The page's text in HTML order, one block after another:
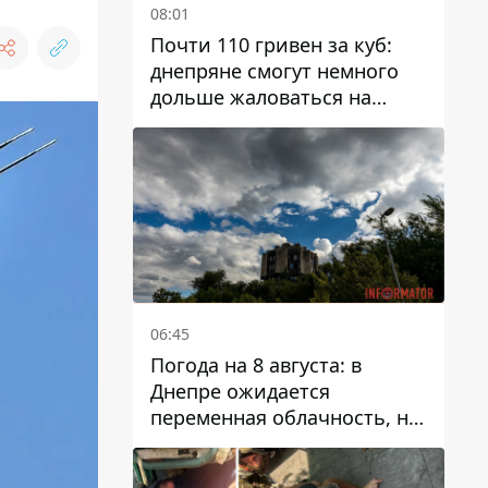
08:01
Почти 110 гривен за куб:
днепряне смогут немного
дольше жаловаться на
запланированные тарифы
на воду на 2027 год
06:45
Погода на 8 августа: в
Днепре ожидается
переменная облачность, но
может пойти дождь